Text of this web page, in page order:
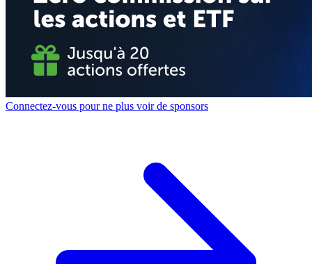
Connectez-vous pour ne plus voir de sponsors